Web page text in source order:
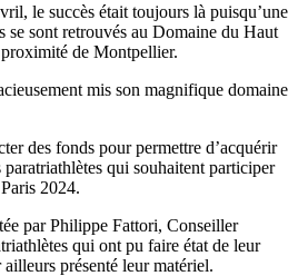
le succès était toujours là puisqu’une
se sont retrouvés au Domaine du Haut
de Montpellier.
mis son magnifique domaine
des fonds pour permettre d’acquérir
paratriathlètes qui souhaitent participer
2024.
par Philippe Fattori, Conseiller
qui ont pu faire état de leur
présenté leur matériel.